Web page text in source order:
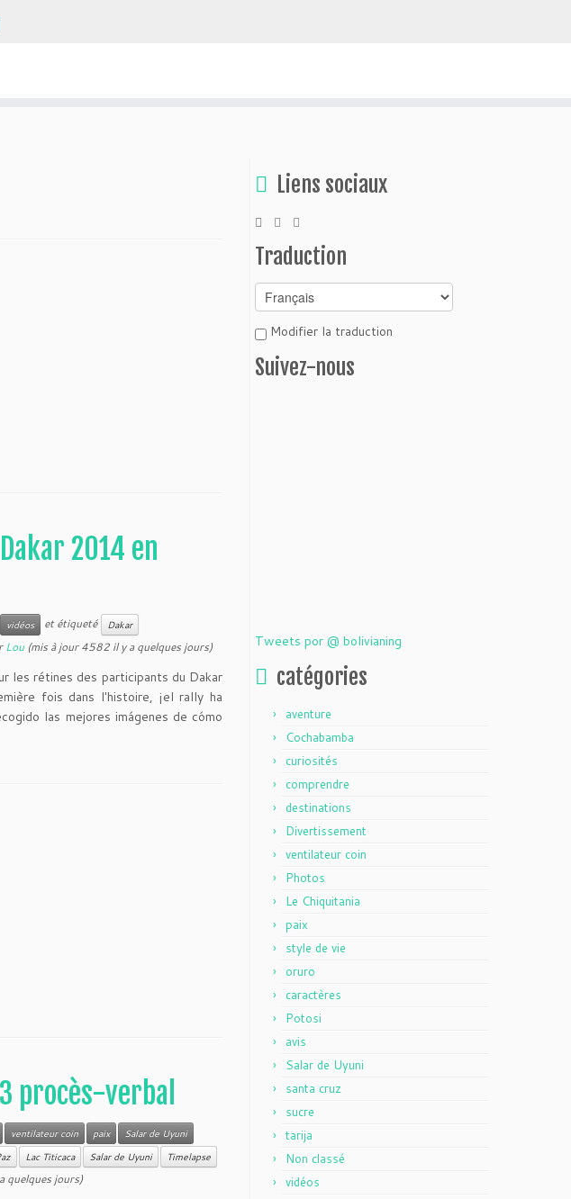
plus authentique de découvrir la Bolivie
2014 en
vidéos et étiqueté
Dakar
Lou(mis à jour 4582 il y a quelques jours)
les rétines des participants du Dakar
fois dans l'histoire, ¡el rally ha
las mejores imágenes de cómo
procès-verbal
ventilateur coin paix
Salar de Uyuni
Lac Titicaca Salar de Uyuni
Timelapse
quelques jours)
Liens sociaux
Traduction
Modifier la traduction
Suivez-nous
Tweets por @ bolivianing
catégories
aventure
Cochabamba
curiosités
comprendre
destinations
Divertissement
ventilateur coin
Photos
Le Chiquitania
paix
style de vie
oruro
caractères
Potosi
avis
Salar de Uyuni
santa cruz
sucre
tarija
Non classé
vidéos